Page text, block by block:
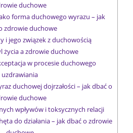
duchowe
forma duchowego wyrazu – jak
zdrowie duchowe
i jego związek z duchowością
życia a zdrowie duchowe
w procesie duchowego
uzdrawiania
duchowej dojrzałości – jak dbać o
duchowe
wpływów i toksycznych relacji
do działania – jak dbać o zdrowie